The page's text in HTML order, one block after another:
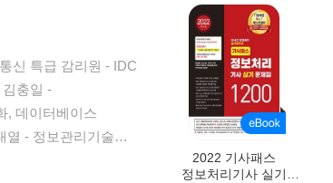
신 특급 감리원 - IDC
, 데이터베이스
2022 기사패스
정보처리기사 실기